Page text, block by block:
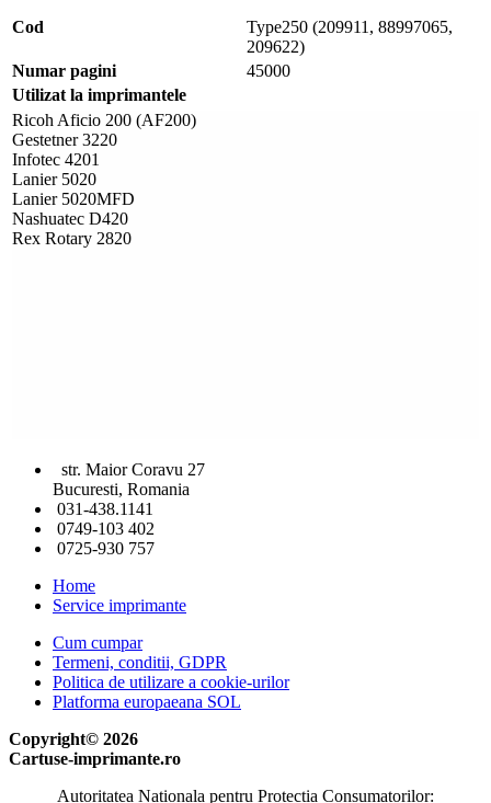
Cod
Type250 (209911, 88997065,
209622)
Numar pagini
45000
Utilizat la imprimantele
Ricoh Aficio 200 (AF200)
Gestetner 3220
Infotec 4201
Lanier 5020
Lanier 5020MFD
Nashuatec D420
Rex Rotary 2820
str. Maior Coravu 27
Bucuresti, Romania
031-438.1141
0749-103 402
0725-930 757
Home
Service imprimante
Cum cumpar
Termeni, conditii, GDPR
Politica de utilizare a cookie-urilor
Platforma europaeana SOL
Copyright© 2026
Cartuse-imprimante.ro
Autoritatea Nationala pentru Protectia Consumatorilor: